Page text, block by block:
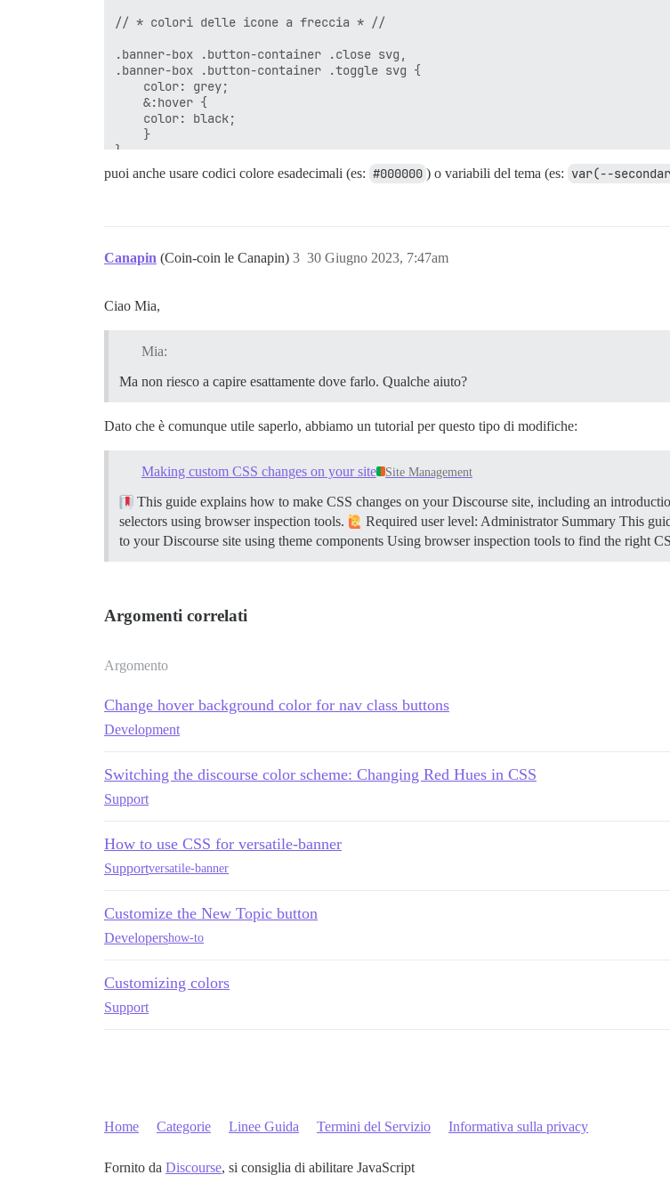
// * colori delle icone a freccia * //
.banner-box .button-container .close svg,
.banner-box .button-container .toggle svg {
    color: grey;
    &:hover {
    color: black;
    }
puoi anche usare codici colore esadecimali (es: #000000 ) o variabili del tema (es: var(--
Canapin (Coin-coin le Canapin) 30 Giugno 2023, 7:47am
3
Ciao Mia,
Mia:
Ma non riesco a capire esattamente dove farlo. Qualche aiuto?
Dato che è comunque utile saperlo, abbiamo un tutorial per questo tipo di modifiche:
Making custom CSS changes on your site Site Management
This guide explains how to make CSS changes on your Discourse site, including an
selectors using browser inspection tools.
Required user level: Administrator Summary This
to your Discourse site using theme components Using browser inspection tools to find the right
Argomenti correlati
Argomento
Change hover background color for nav class buttons
Development
Switching the discourse color scheme: Changing Red Hues in CSS
Support
How to use CSS for versatile-banner
Supportversatile-banner
Customize the New Topic button
Developershow-to
Customizing colors
Support
Home Categorie Linee Guida Termini del Servizio Informativa sulla privacy
Fornito da Discourse, si consiglia di abilitare JavaScript